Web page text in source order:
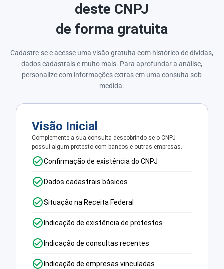
deste CNPJ
de forma gratuita
Cadastre-se e acesse uma visão gratuita com histórico de dívidas,
dados cadastrais e muito mais. Para aprofundar a análise,
personalize com informações extras em uma consulta sob
medida.
Visão Inicial
Complemente a sua consulta descobrindo se o CNPJ
possui algum protesto com bancos e outras empresas.
Confirmação de existência do CNPJ
Dados cadastrais básicos
Situação na Receita Federal
Indicação de existência de protestos
Indicação de consultas recentes
Indicação de empresas vinculadas